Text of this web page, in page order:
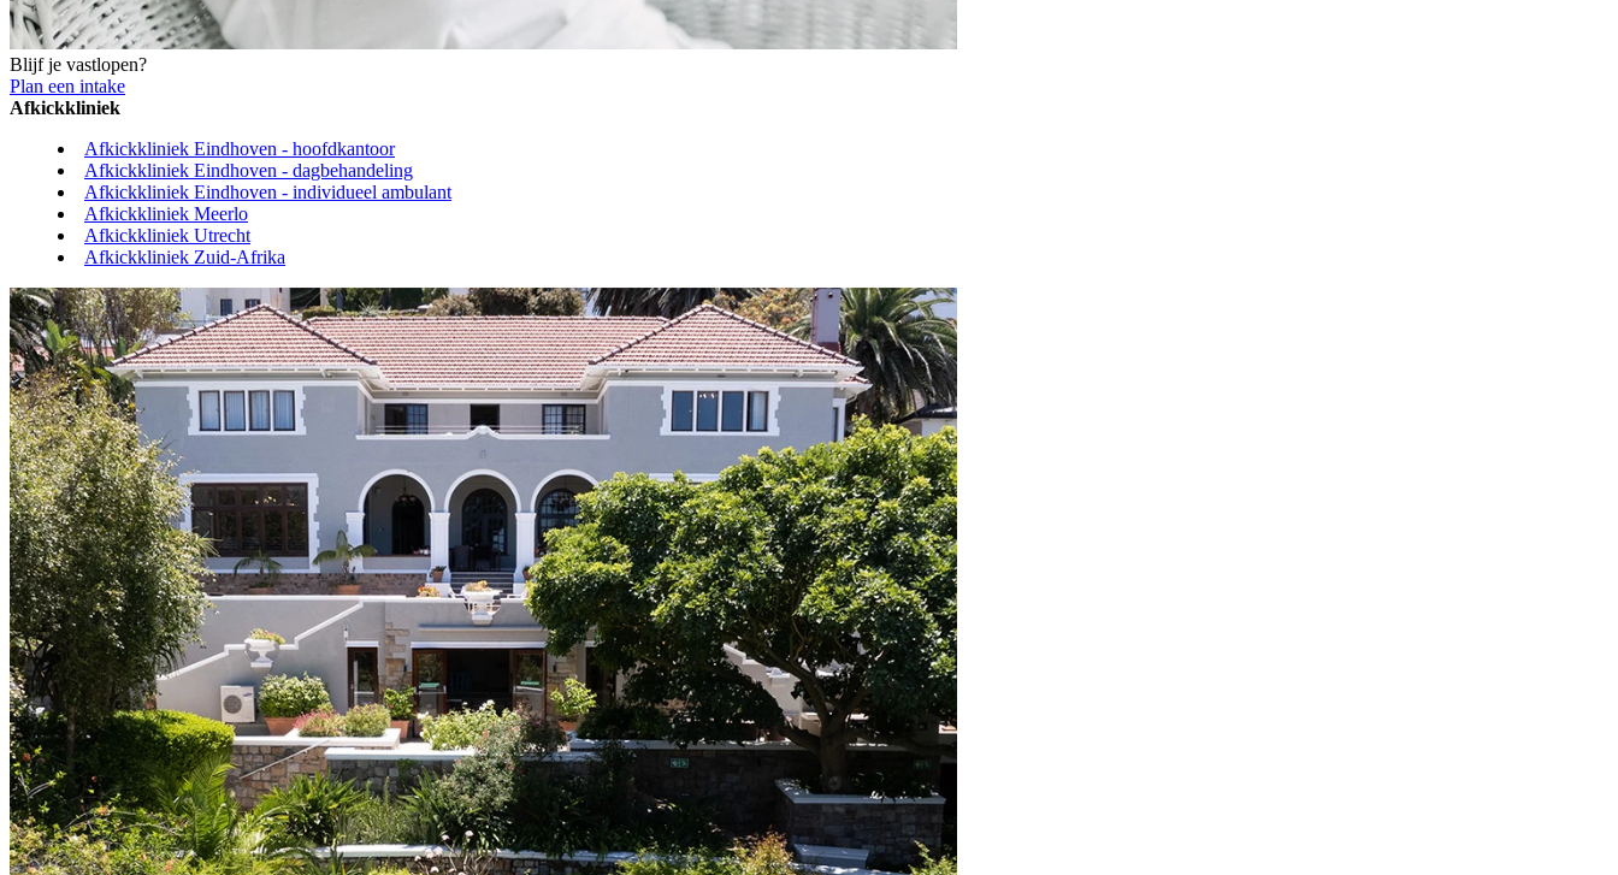
Blijf je vastlopen?
Plan een intake
Afkickkliniek
Afkickkliniek Eindhoven - hoofdkantoor
Afkickkliniek Eindhoven - dagbehandeling
Afkickkliniek Eindhoven - individueel ambulant
Afkickkliniek Meerlo
Afkickkliniek Utrecht
Afkickkliniek Zuid-Afrika